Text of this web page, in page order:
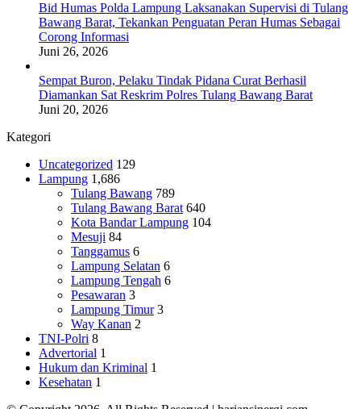
Bid Humas Polda Lampung Laksanakan Supervisi di Tulang
Bawang Barat, Tekankan Penguatan Peran Humas Sebagai
Corong Informasi
Juni 26, 2026
Sempat Buron, Pelaku Tindak Pidana Curat Berhasil
Diamankan Sat Reskrim Polres Tulang Bawang Barat
Juni 20, 2026
Kategori
Uncategorized 129
Lampung 1,686
Tulang Bawang 789
Tulang Bawang Barat 640
Kota Bandar Lampung 104
Mesuji 84
Tanggamus 6
Lampung Selatan 6
Lampung Tengah 6
Pesawaran 3
Lampung Timur 3
Way Kanan 2
TNI-Polri 8
Advertorial 1
Hukum dan Kriminal 1
Kesehatan 1